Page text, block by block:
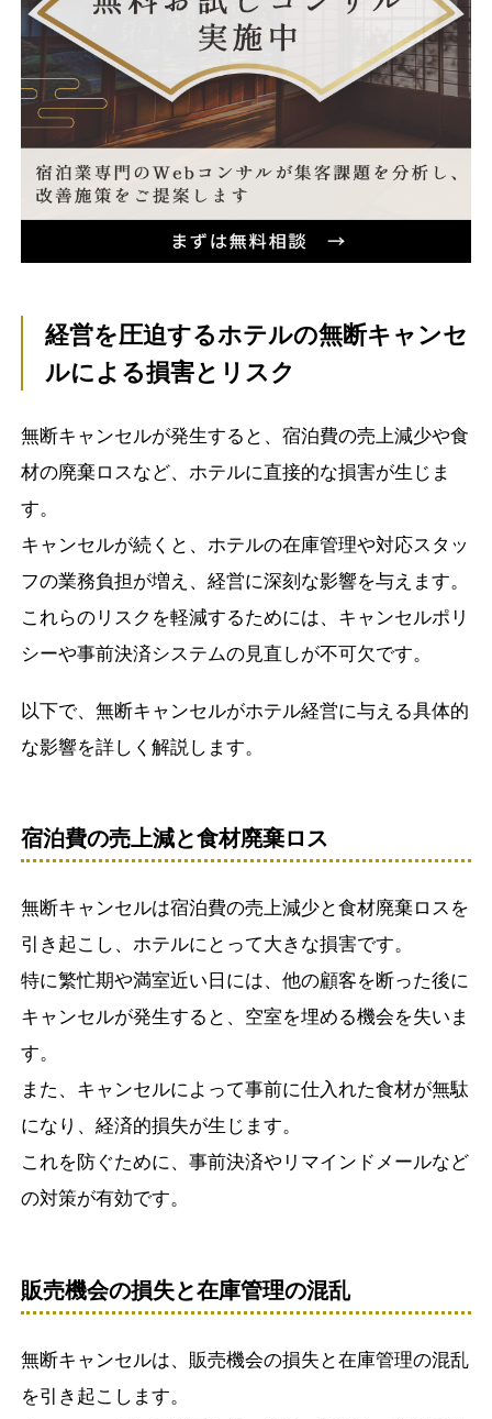
経営を圧迫するホテルの無断キャンセ
ルによる損害とリスク
無断キャンセルが発生すると、宿泊費の売上減少や食
材の廃棄ロスなど、ホテルに直接的な損害が生じま
す。
キャンセルが続くと、ホテルの在庫管理や対応スタッ
フの業務負担が増え、経営に深刻な影響を与えます。
これらのリスクを軽減するためには、キャンセルポリ
シーや事前決済システムの見直しが不可欠です。
以下で、無断キャンセルがホテル経営に与える具体的
な影響を詳しく解説します。
宿泊費の売上減と食材廃棄ロス
無断キャンセルは宿泊費の売上減少と食材廃棄ロスを
引き起こし、ホテルにとって大きな損害です。
特に繁忙期や満室近い日には、他の顧客を断った後に
キャンセルが発生すると、空室を埋める機会を失いま
す。
また、キャンセルによって事前に仕入れた食材が無駄
になり、経済的損失が生じます。
これを防ぐために、事前決済やリマインドメールなど
の対策が有効です。
販売機会の損失と在庫管理の混乱
無断キャンセルは、販売機会の損失と在庫管理の混乱
を引き起こします。